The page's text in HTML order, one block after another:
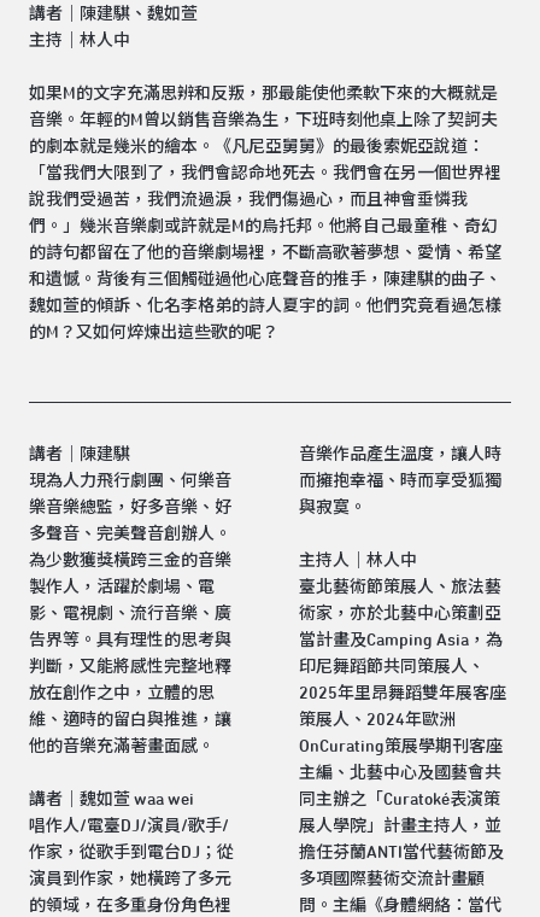
講者｜陳建騏、魏如萱
主持｜林人中
如果M的文字充滿思辨和反叛，那最能使他柔軟下來的大概就是
音樂。年輕的M曾以銷售音樂為生，下班時刻他桌上除了契訶夫
的劇本就是幾米的繪本。《凡尼亞舅舅》的最後索妮亞說道：
「當我們大限到了，我們會認命地死去。我們會在另一個世界裡
說我們受過苦，我們流過淚，我們傷過心，而且神會垂憐我
們。」幾米音樂劇或許就是M的烏托邦。他將自己最童稚、奇幻
的詩句都留在了他的音樂劇場裡，不斷高歌著夢想、愛情、希望
和遺憾。背後有三個觸碰過他心底聲音的推手，陳建騏的曲子、
魏如萱的傾訴、化名李格弟的詩人夏宇的詞。他們究竟看過怎樣
的M？又如何焠煉出這些歌的呢？
講者｜陳建騏
現為人力飛行劇團、何樂音
樂音樂總監，好多音樂、好
多聲音、完美聲音創辦人。
為少數獲獎橫跨三金的音樂
製作人，活躍於劇場、電
影、電視劇、流行音樂、廣
告界等。具有理性的思考與
判斷，又能將感性完整地釋
放在創作之中，立體的思
維、適時的留白與推進，讓
他的音樂充滿著畫面感。
講者｜魏如萱 waa wei
唱作人/電臺DJ/演員/歌手/
作家，從歌手到電台DJ；從
演員到作家，她橫跨了多元
的領域，在多重身份角色裡
音樂作品產生溫度，讓人時
而擁抱幸福、時而享受狐獨
與寂寞。
主持人｜林人中
臺北藝術節策展人、旅法藝
術家，亦於北藝中心策劃亞
當計畫及Camping Asia，為
印尼舞蹈節共同策展人、
2025年里昂舞蹈雙年展客座
策展人、2024年歐洲
OnCurating策展學期刊客座
主編、北藝中心及國藝會共
同主辦之「Curatoké表演策
展人學院」計畫主持人，並
擔任芬蘭ANTI當代藝術節及
多項國際藝術交流計畫顧
問。主編《身體網絡：當代